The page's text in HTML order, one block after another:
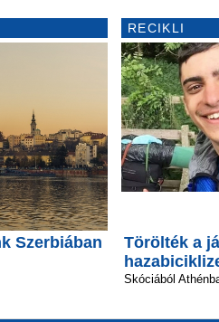
Szerbiában
RECIKLI
Törölték a
Skóciából